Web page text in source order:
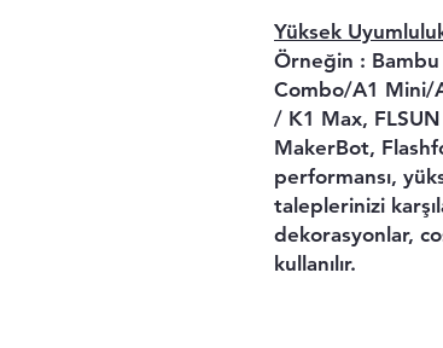
Yüksek
Örneğin :
Combo/A1 Mini/
/ K1 Max,
MakerBot,
performansı,
taleplerinizi
dekorasyonlar,
kullanılır.